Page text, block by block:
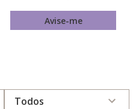
Avise-me
Todos